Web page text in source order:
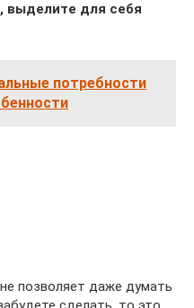
выделите для себя
потребности
позволяет даже думать